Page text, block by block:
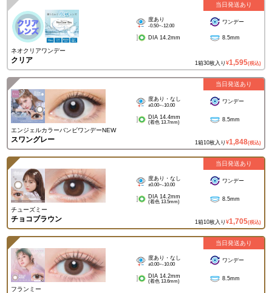
ネオクリアワンデー
クリア
度あり
-0.50~-12.00
ワンデー
DIA 14.2mm 8.5mm
1箱30枚入り ¥1,595(税込)
当日発送あり
エンジェルカラーバンビワンデーNEW
スワングレー
度あり・なし
±0.00~-10.00
ワンデー
DIA 14.4mm
(着色 13.7mm) 8.5mm
1箱10枚入り ¥1,848(税込)
当日発送あり
チューズミー
チョコブラウン
度あり・なし
±0.00~-10.00
ワンデー
DIA 14.2mm
(着色 13.5mm) 8.5mm
1箱10枚入り ¥1,705(税込)
当日発送あり
フランミー
度あり・なし
±0.00~-10.00
ワンデー
DIA 14.2mm
(着色 13.6mm) 8.5mm
当日発送あり